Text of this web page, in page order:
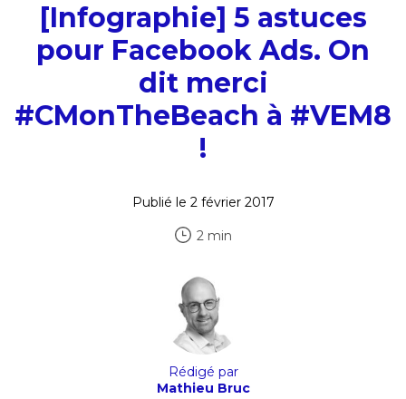
[Infographie] 5 astuces
pour Facebook Ads. On
dit merci
#CMonTheBeach à #VEM8
!
Publié le 2 février 2017
2 min
Rédigé par
Mathieu Bruc